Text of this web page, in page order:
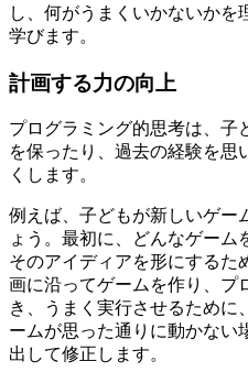
し、何がうまくいかないかを
学びます。
計画する力の向上
プログラミング的思考は、子
を保ったり、過去の経験を思
くします。
例えば、子どもが新しいゲー
ょう。最初に、どんなゲーム
そのアイディアを形にするた
画に沿ってゲームを作り、プ
き、うまく実行させるために
ームが思った通りに動かない
出して修正します。